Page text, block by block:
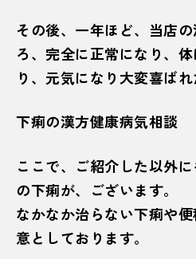
その後、一年ほど、当店
ろ、完全に正常になり、
り、元気になり大変喜ばれ
下痢の漢方健康病気相談
ここで、ご紹介した以外
の下痢が、ございます。
なかなか治らない下痢や
意としております。